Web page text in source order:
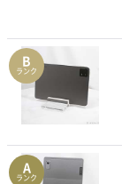
B
ランク
A
ランク